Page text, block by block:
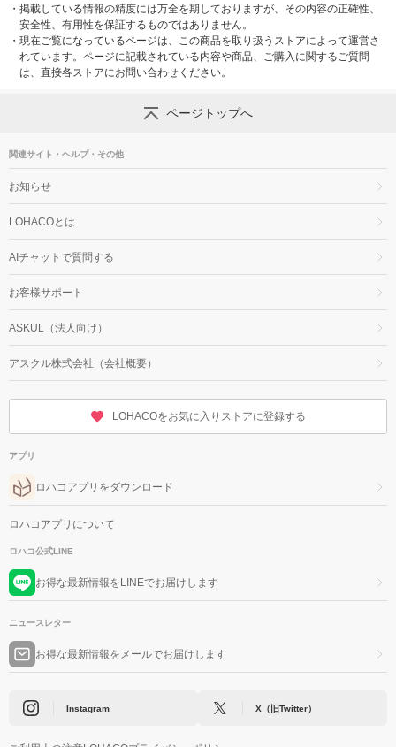
・ 掲載している情報の精度には万全を期しておりますが、その内容の正確性、
安全性、有用性を保証するものではありません。
・ 現在ご覧になっているページは、この商品を取り扱うストアによって運営さ
れています。ページに記載されている内容や商品、ご購入に関するご質問
は、直接各ストアにお問い合わせください。
ページトップへ
関連サイト・ヘルプ・その他
お知らせ
LOHACOとは
AIチャットで質問する
お客様サポート
ASKUL（法人向け）
アスクル株式会社（会社概要）
LOHACOをお気に入りストアに登録する
アプリ
ロハコアプリをダウンロード
ロハコアプリについて
ロハコ公式LINE
お得な最新情報をLINEでお届けします
ニュースレター
お得な最新情報をメールでお届けします
Instagram X（旧Twitter）